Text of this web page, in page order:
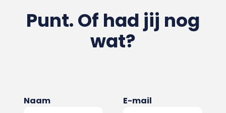
Punt. Of had jij nog
wat?
Naam E-mail